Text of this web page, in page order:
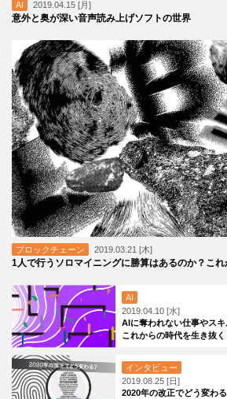
AI 2019.04.15 [月]
意外と奥が深い音声読み上げソフトの世界
ブロックチェーン 2019.03.21 [木]
1人で行うソロマイニングに勝算はあるのか？こ
AI
2019.04.10 [水]
AIに奪われない仕事やスキ
これからの時代を生き抜く
インタビュー
2019.08.25 [日]
2020年の改正でどう変わ